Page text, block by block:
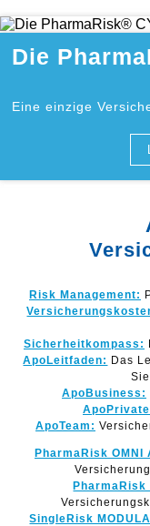
Die
Eine einzige
Risk Management:
Sicherheitkompass:
ApoLeitfaden: Das
ApoBusiness:
ApoTeam:
PharmaRisk
SingleRisk